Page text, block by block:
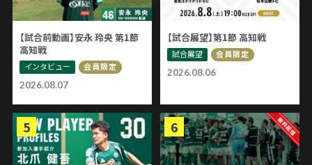
2026.08.07
【試合前動画】安永 玲央 第1節
高知戦
インタビュー 会員限定
2026.08.06
【試合展望】第1節 高知戦
試合展望 会員限定